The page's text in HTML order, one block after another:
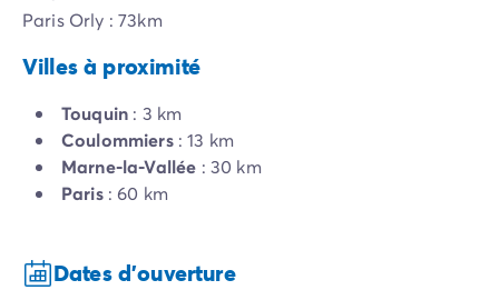
Paris Orly : 73km
Villes à proximité
Touquin : 3 km
Coulommiers: 13 km
Marne-la-Vallée : 30 km
Paris: 60 km
Dates d'ouverture